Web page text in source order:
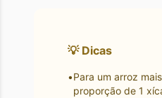
💡 Dicas
•Para um arroz
proporção de 1